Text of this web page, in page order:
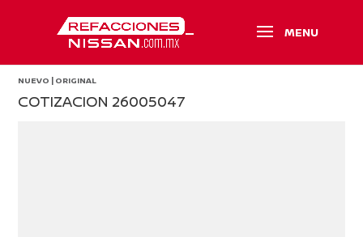
NUEVO | ORIGINAL
COTIZACION 26005047